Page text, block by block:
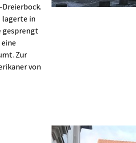
lagerte in
gesprengt
Zur
von
Show larger version